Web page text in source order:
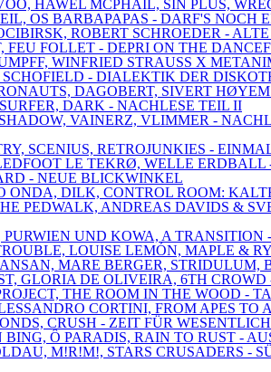
HAWEL MCPHAIL, SIN PLUS,
OS BARBAPAPAS - DARF'S NOCH
ROBERT SCHROEDER -
FOLLET - DEPRI ON THE
WINFRIED STRAUSS X
- DIALEKTIK DER
DAGOBERT, SIVERT
DARK - NACHLESE TEIL II
VAINERZ, VLIMMER -
SCENIUS, RETROJUNKIES -
LE TEKRØ, WELLE
- NEUE BLICKWINKEL
ONDA, DILK, CONTROL ROOM:
PEDWALK, ANDREAS DAVIDS &
UND KOWA, A TRANSITION
LOUISE LEMÓN, MAPLE &
MARE BERGER,
GLORIA DE OLIVEIRA, 6TH
THE ROOM IN THE WOOD -
CORTINI, FROM APES
CRUSH - ZEIT FÜR
Ô PARADIS, RAIN TO RUST -
M!R!M!, STARS CRUSADERS -